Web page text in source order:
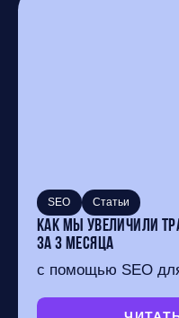
Как мы увеличили
за 3 месяца
с помощью SEO
SEO Статьи